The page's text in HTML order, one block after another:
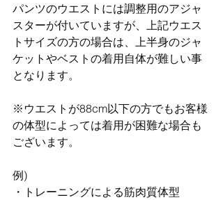
パンツのウエストには調整用のアジャ
スターが付いていますが、上記ウエス
トサイズの方の場合は、上半身のジャ
ケットやベストの着用自体が難しい事
となります。
※ウエストが88cm以下の方でもお客様
の体型によっては着用が困難な場合も
ございます。
例)
・トレーニングによる筋肉質体型